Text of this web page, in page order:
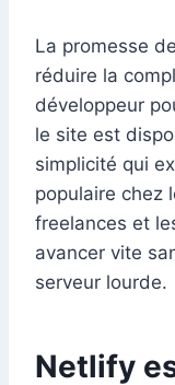
La promesse
réduire la
développeur
le site est
simplicité qui
populaire chez
freelances et
avancer vite
serveur lourde.
Netlify